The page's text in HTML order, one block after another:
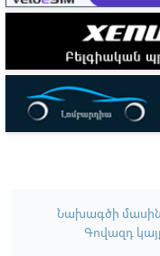
Նախագծի մասին
Գովազդ